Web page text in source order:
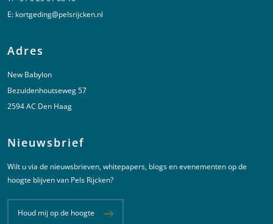
E: kortgeding@pelsrijcken.nl
Adres
New Babylon
Bezuidenhoutseweg 57
2594 AC Den Haag
Nieuwsbrief
Wilt u via de nieuwsbrieven, whitepapers, blogs en evenementen op de
hoogte blijven van Pels Rijcken?
Houd mij op de hoogte